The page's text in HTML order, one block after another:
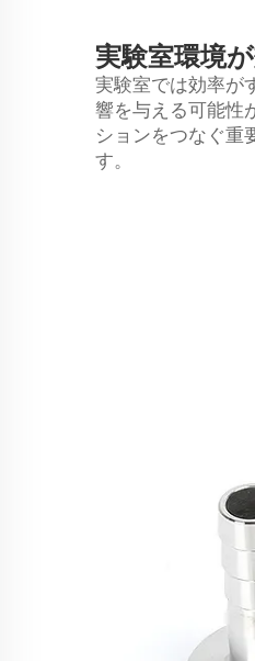
実験室環境
実験室では効率が
響を与える可能性
ションをつなぐ重
す。